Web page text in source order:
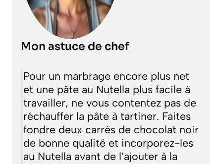
Mon astuce de chef
Pour un marbrage encore plus net
et une pâte au Nutella plus facile à
travailler, ne vous contentez pas de
réchauffer la pâte à tartiner. Faites
fondre deux carrés de chocolat noir
de bonne qualité et incorporez-les
au Nutella avant de l’ajouter à la